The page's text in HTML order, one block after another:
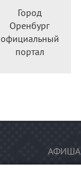
Город
Оренбург
официальный
портал
АФИША